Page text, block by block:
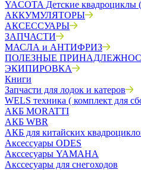
YACOTA Детские квадроциклы
АККУМУЛЯТОРЫ
АКСЕССУАРЫ
ЗАПЧАСТИ
МАСЛА и АНТИФРИЗ
ПОЛЕЗНЫЕ
ЭКИПИРОВКА
Книги
Запчасти для лодок и катеров
WELS техника ( комплект для
АКБ MORATTI
АКБ WBR
АКБ для китайских
Аксессуары ODES
Акссесуары YAMAHA
Акссесуары для снегоходов